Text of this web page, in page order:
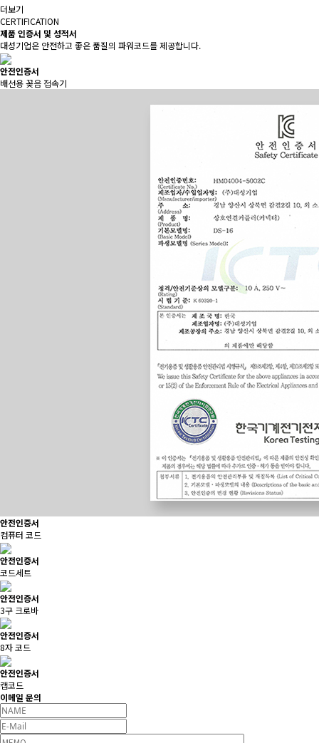
더보기
CERTIFICATION
제품 인증서 및 성적서
대성기업은 안전하고 좋은 품질의 파워코드를 제공합니다.
안전인증서
배선용 꽂음 접속기
안전인증서
컴퓨터 코드
안전인증서
코드세트
안전인증서
3구 크로바
안전인증서
8자 코드
안전인증서
캡코드
이메일 문의